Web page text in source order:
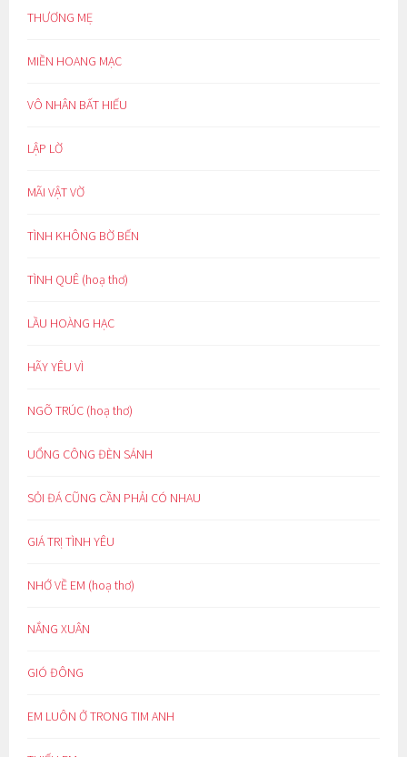
THƯƠNG MẸ
MIỀN HOANG MẠC
VÔ NHÂN BẤT HIẾU
LẬP LỜ
MÃI VẬT VỜ
TÌNH KHÔNG BỜ BẾN
TÌNH QUÊ (hoạ thơ)
LẦU HOÀNG HẠC
HÃY YÊU VÌ
NGÕ TRÚC (hoạ thơ)
UỔNG CÔNG ĐÈN SÁNH
SỎI ĐÁ CŨNG CẦN PHẢI CÓ NHAU
GIÁ TRỊ TÌNH YÊU
NHỚ VỀ EM (hoạ thơ)
NẮNG XUÂN
GIÓ ĐÔNG
EM LUÔN Ở TRONG TIM ANH